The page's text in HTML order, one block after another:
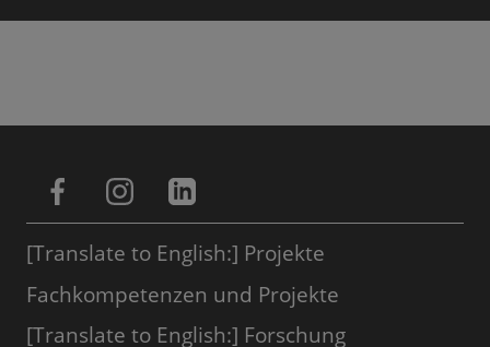
[Translate to English:] Projekte
Fachkompetenzen und Projekte
[Translate to English:] Forschung